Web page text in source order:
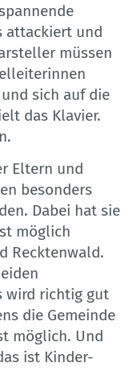
attackiert und
müssen
sich auf die
das Klavier.
Eltern und
besonders
Dabei hat sie
möglich
Recktenwald.
wird richtig gut
die Gemeinde
möglich. Und
ist Kinder-